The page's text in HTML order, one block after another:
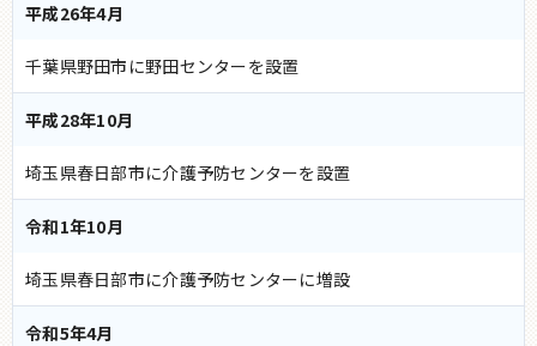
平成26年4月
千葉県野田市に野田センターを設置
平成28年10月
埼玉県春日部市に介護予防センターを設置
令和1年10月
埼玉県春日部市に介護予防センターに増設
令和5年4月